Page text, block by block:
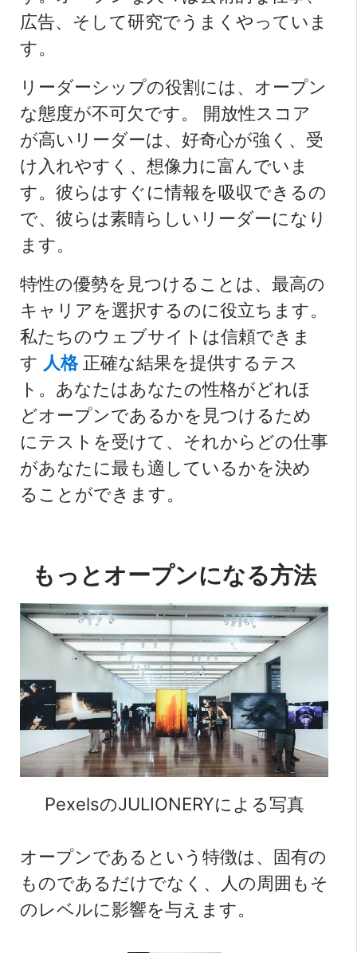
広告、そして研究でうまくやっていま
す。
リーダーシップの役割には、オープン
な態度が不可欠です。 開放性スコア
が高いリーダーは、好奇心が強く、受
け入れやすく、想像力に富んでいま
す。彼らはすぐに情報を吸収できるの
で、彼らは素晴らしいリーダーになり
ます。
特性の優勢を見つけることは、最高の
キャリアを選択するのに役立ちます。
私たちのウェブサイトは信頼できま
す 人格正確な結果を提供するテス
ト。あなたはあなたの性格がどれほ
どオープンであるかを見つけるため
にテストを受けて、それからどの仕事
があなたに最も適しているかを決め
ることができます。
もっとオープンになる方法
PexelsのJULIONERYによる写真
オープンであるという特徴は、固有の
ものであるだけでなく、人の周囲もそ
のレベルに影響を与えます。